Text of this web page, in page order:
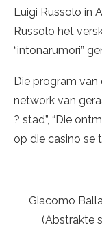
Luigi Russolo in
Russolo het
“intonarumori”
Die program van
network van
? stad”, “Die
op die casino se
Giacomo
(Abstrakte